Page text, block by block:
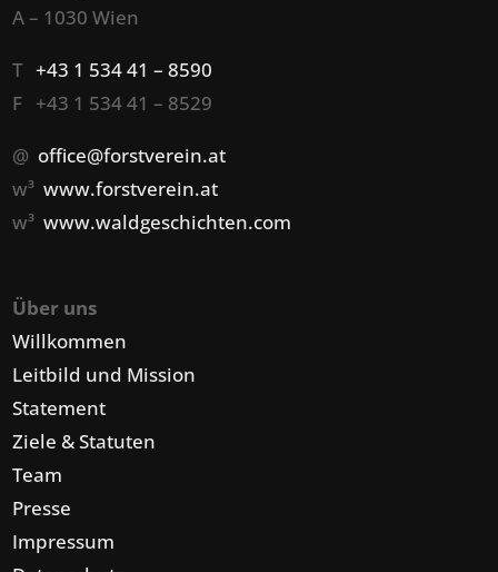
A – 1030 Wien
T+43 1 534 41 – 8590
F +43 1 534 41 – 8529
@ office@forstverein.at
w³www.forstverein.at
w³www.waldgeschichten.com
Über uns
Willkommen
Leitbild und Mission
Statement
Ziele & Statuten
Team
Presse
Impressum